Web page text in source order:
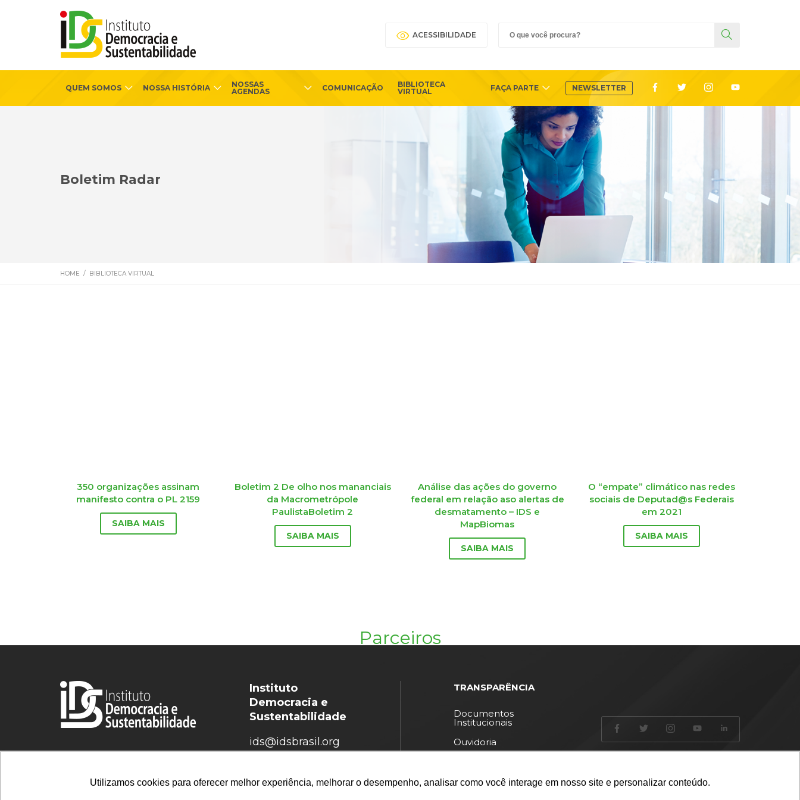
Utilizamos cookies para oferecer melhor experiência, melhorar o desempenho, analisar como você interage em nosso site e personalizar conteúdo.
ACESSIBILIDADE
QUEM SOMOS NOSSA HISTÓRIA
NOSSAS
AGENDAS
COMUNICAÇÃO
BIBLIOTECA
VIRTUAL
FAÇA PARTE NEWSLETTER
Boletim Radar
HOME / BIBLIOTECA VIRTUAL
350 organizações assinam
manifesto contra o PL 2159
SAIBA MAIS
Boletim 2 De olho nos mananciais
da Macrometrópole
PaulistaBoletim 2
SAIBA MAIS
Análise das ações do governo
federal em relação aso alertas de
desmatamento – IDS e
MapBiomas
SAIBA MAIS
O “empate” climático nas redes
sociais de Deputad@s Federais
em 2021
SAIBA MAIS
Parceiros
Instituto
Democracia e
Sustentabilidade
ids@idsbrasil.org
TRANSPARÊNCIA
Documentos
Institucionais
Ouvidoria